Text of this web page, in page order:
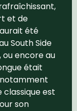
et de
été
South Side
ou encore au
était
classique est
son